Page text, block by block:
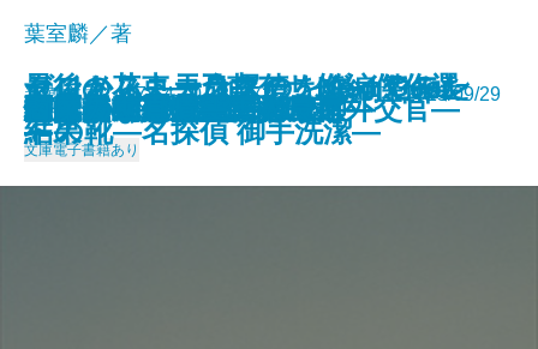
脳はこんなに悩ましい
快挙
クロノス―天命探偵 Next Gear
―
怒りの葡萄〔上〕
怒りの葡萄〔下〕
ゼロからトースターを作ってみた
結果
セント・ニコラスの、ダイヤモン
ドの靴―名探偵 御手洗潔―
最後の花束―乃南アサ短編傑作選
―
古代史 50の秘密
春風伝
葉室麟／著
新潮文庫 978-4-10-127372-3 1,100円 2015/09/29
文庫電子書籍あり
不思議な羅針盤
杉原千畝―情報に賭けた外交官―
パンドラの鳥籠―毒草師―
伊賀の残光
恋に焦がれて吉田の上京
とにかくうちに帰ります
来春まで―お鳥見女房―
日曜日の歴史学
百年桜―人情江戸彩時記―
閻魔の世直し―善人長屋―